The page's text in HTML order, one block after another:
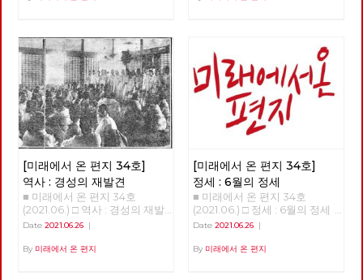
이어진 그 길과 사람의 기록을
했지만, 꾸준히 길을 이어갔다.
완주에는 총 23회의 출사에 13
개월이 걸렸다. 서울둘레길은 산
악마라톤 또는 트레일러닝 선수
가 달린다면 하루 만에 완주할
수 있는 구간이다. 하지만 경계
사진은 서울둘레길 만이 아니라
둘레길 주변의 문화와 역사까지
둘러 보며 걸었고, 이 때문에 실
제로는 더 많은 거리를 걸었다.
이를테면 수락산이나 불암산 구
간에서는 산기슭 마을의 골목길
도 함께 걸었고, 망우산이나 도
봉산 구간에서는 오기만, 함세
덕, 최서해, 이재유 그리고 전태
말에 출발한 경계사진의 길은 얼
보에 집중되고 있지만, 기성 정
치와 언론이 외면하는 가운데에
도 체제를 전환하기 위한 노동당
의 전진은 속속 결집하는 새로운
얼굴들과 함께 계속 이어지고 있
습니다. 6월 12일 열린 7기 3차
전국위원회는, 최근에 입당 또는
복당한 두 당원이 [평등한 공동
체를 위한 우리의 약속]과 [지구
살리기 생활 수칙]을 낭독하면
서 시작했습니다. 이 자리에서
당은, 당의 가까운 미래를 위해
정기 당대회 준비위원회를 구성
했고, 2022년 대통령선거와 지
방선거에 대한 기본방침을 채택
했습니다. 당대회는 전국의 대
의원들이 참석하는 당의 최고의
결기구로서, 정기 당대회의 경우
면 임계점이 넘어가서 온난화와
기후 변화가 더욱 크게 일어날
수 있다는 것이다. 10만 년 전부
터 기후 변화의 폭을 보면 섭씨
평균 8~10도 정도다. 기온이 낮
을 때는 빙하기, 높을 때는 간빙
기라 하는데 지금은 간빙기보다
도 온도가 높다. 온도 변화에서
년 동안 변하는 것은 문제가 없
다. 그러나 산업혁명 이후 200
년 동안 1도가 변했다는 것은 생
태계에 대단한 충격이다. 10만
년 전부터 현생인류가 지구상에
살았다. 현생인류는 우리와 같은
유전자와 신체구조를 가지고 있
다. 수렵 채집 생활을 한 것은 머
[미래에서 온 편지 34호]
역사 : 경성의 재발견
■ 미래에서 온 편지 34호
(2021.06.) □ 역사 : 경성의 재발
견 경성의 재발견 01 - 노동자의
고 합니다. [써니](2011), [건축학
Date 2021.06.26 |
By 미래에서 온 편지
[미래에서 온 편지 34호]
정세 : 6월의 정세
■ 미래에서 온 편지 34호
(2021.06.) □ 정세 : 6월의 정세
정세 (2) - ‘국가의 귀환’이 가리
작과 함께 번지기 시작한 코로나
Date 2021.06.26|
By 미래에서 온 편지